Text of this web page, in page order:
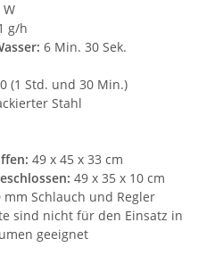
W
g/h
6 Min. 30 Sek.
(1 Std. und 30 Min.)
Stahl
49 x 45 x 33 cm
49 x 35 x 10 cm
mm Schlauch und Regler
sind nicht für den Einsatz in
geeignet